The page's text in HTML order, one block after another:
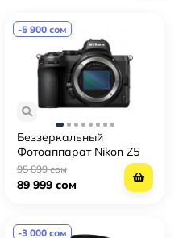
-5 900 сом
Беззеркальный
Фотоаппарат Nikon Z5
Body
95 899 сом
89 999 сом
-3 000 сом